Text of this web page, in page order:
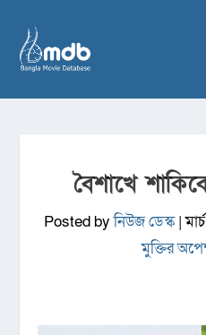
বৈশাখে
Posted byনিউজ ডেস্ক|
মুক্তির